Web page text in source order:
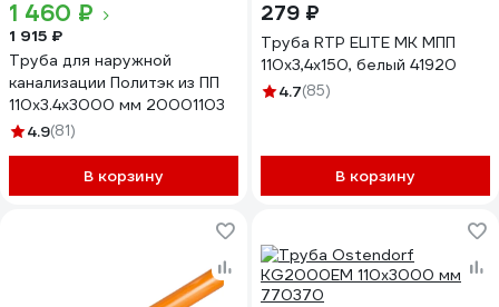
1 460 ₽
1 915 ₽
Труба для наружной
канализации Политэк из ПП
110х3.4х3000 мм 20001103
4.9(81)
В корзину
279 ₽
Труба RTP ELITE МК МПП
110x3,4x150, белый 41920
4.7(85)
В корзину